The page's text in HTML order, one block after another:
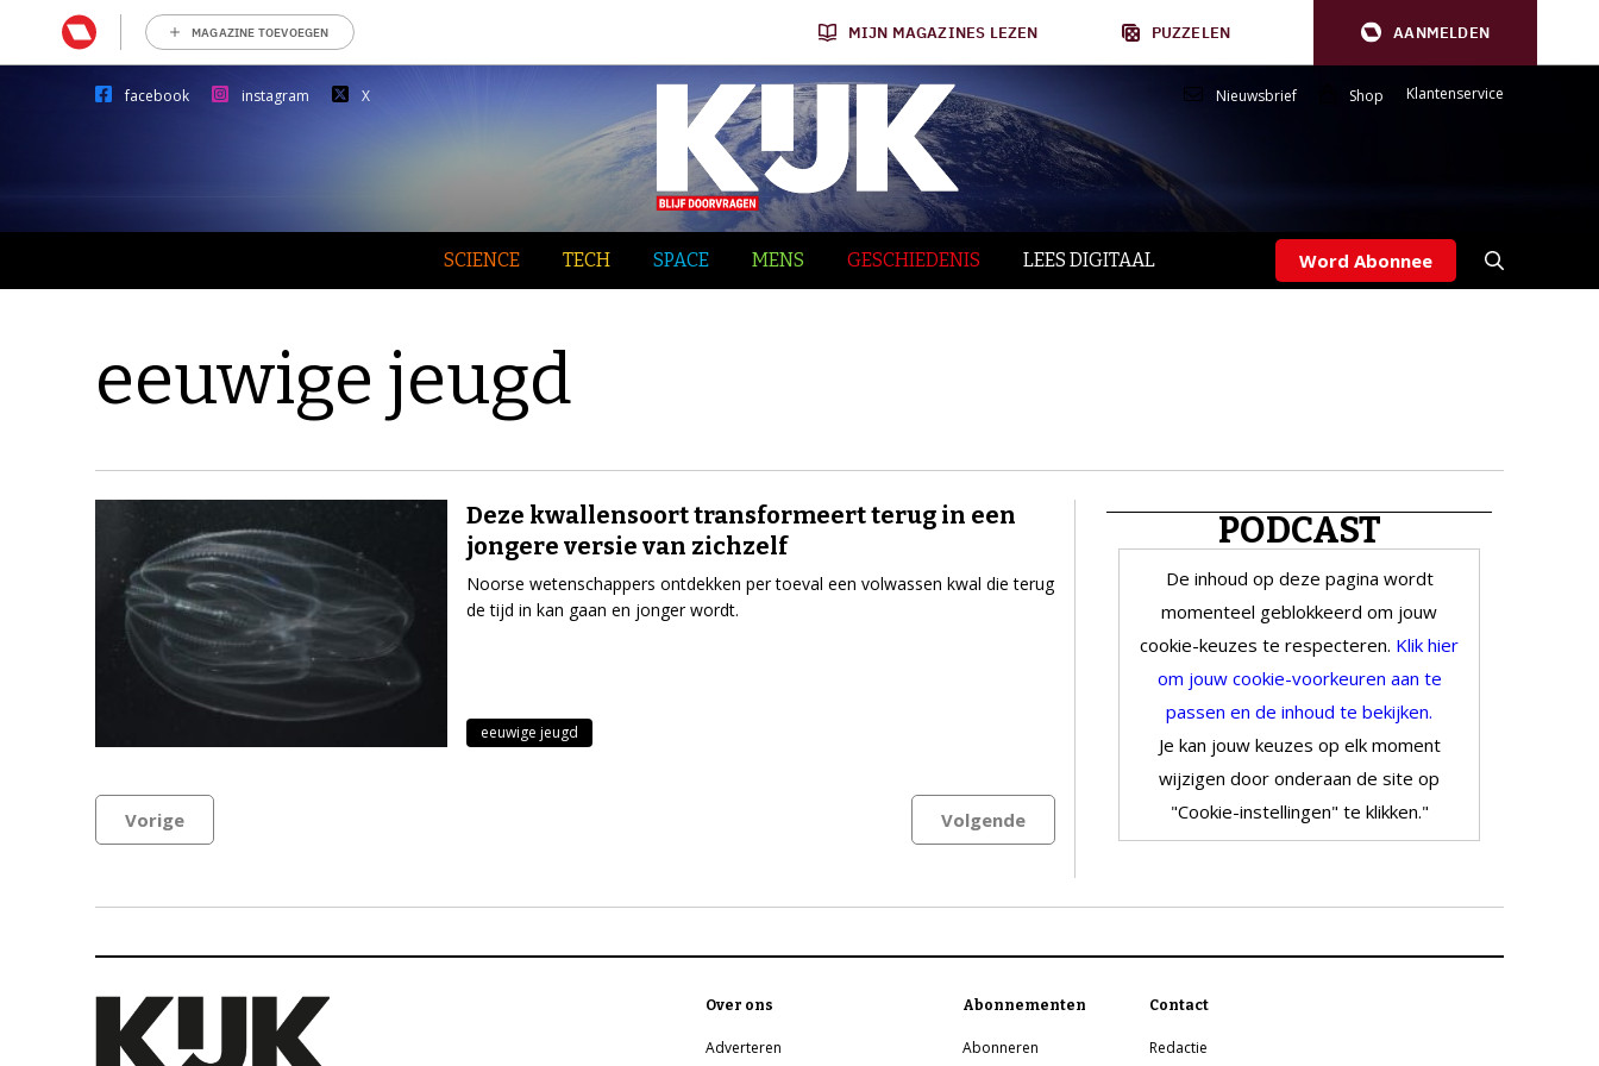
MAGAZINE TOEVOEGEN MIJN MAGAZINES LEZEN PUZZELEN AANMELDEN
facebook instagram X Nieuwsbrief Shop Klantenservice
SCIENCE TECH SPACE MENS GESCHIEDENIS LEES DIGITAAL Word Abonnee
eeuwige jeugd
Deze kwallensoort transformeert terug in een
jongere versie van zichzelf
Noorse wetenschappers ontdekken per toeval een volwassen kwal die terug
de tijd in kan gaan en jonger wordt.
eeuwige jeugd
Vorige Volgende
PODCAST
De inhoud op deze pagina wordt
momenteel geblokkeerd om jouw
cookie-keuzes te respecteren. Klik hier
om jouw cookie-voorkeuren aan te
passen en de inhoud te bekijken.
Je kan jouw keuzes op elk moment
wijzigen door onderaan de site op
"Cookie-instellingen" te klikken."
Over ons
Adverteren
Abonnementen
Abonneren
Contact
Redactie